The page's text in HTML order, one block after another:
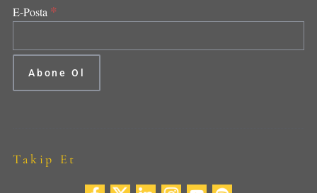
E-Posta *
Takip Et